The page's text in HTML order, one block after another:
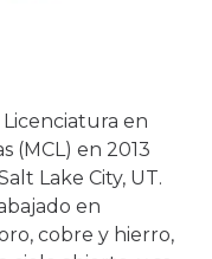
en
(MCL) en 2013
Lake City, UT.
en
cobre y hierro,